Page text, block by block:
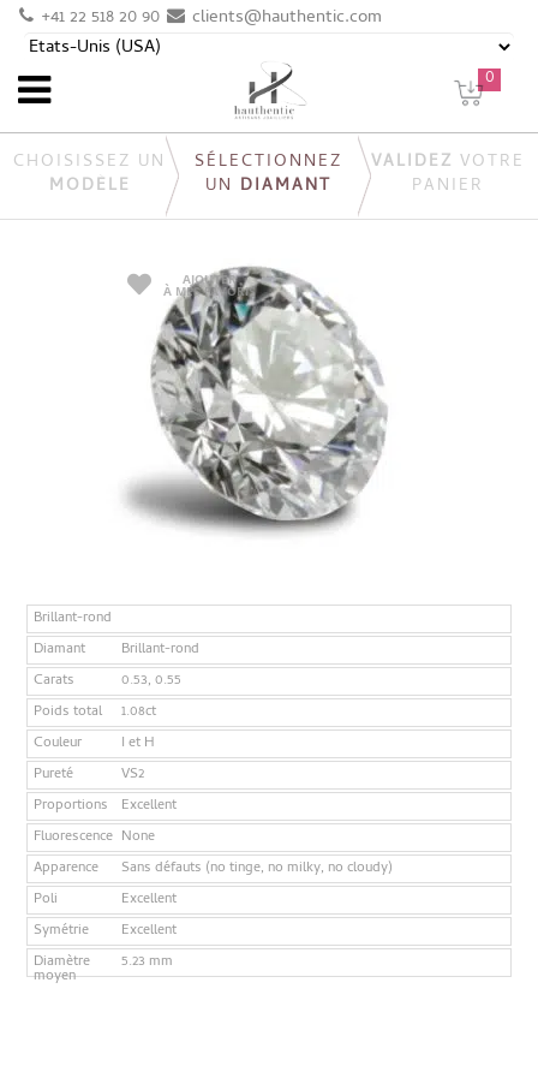
+41 22 518 20 90 clients@hauthentic.com
0
CHOISISSEZ UN
MODÈLE
SÉLECTIONNEZ
UN DIAMANT
VALIDEZ VOTRE
PANIER
AJOUTER
À MES FAVORIS
Brillant-rond
Diamant
Brillant-rond
Carats
0.53, 0.55
Poids total
1.08ct
Couleur
I et H
Pureté
VS2
Proportions
Excellent
Fluorescence None
Apparence
Sans défauts (no tinge, no milky, no cloudy)
Poli
Excellent
Symétrie
Excellent
Diamètre
moyen
5.23 mm